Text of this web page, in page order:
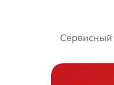
Сервисный